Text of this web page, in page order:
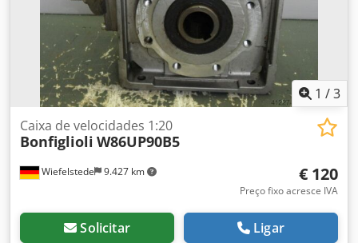
1 /3
Wiefelstede 9.427 km
Caixa de velocidades 1:20
Bonfiglioli W86UP90B5
€ 120
Preço fixo acresce IVA
Solicitar Ligar